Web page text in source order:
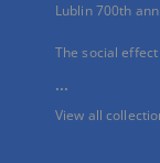
Lublin 700th
The social
...
View all